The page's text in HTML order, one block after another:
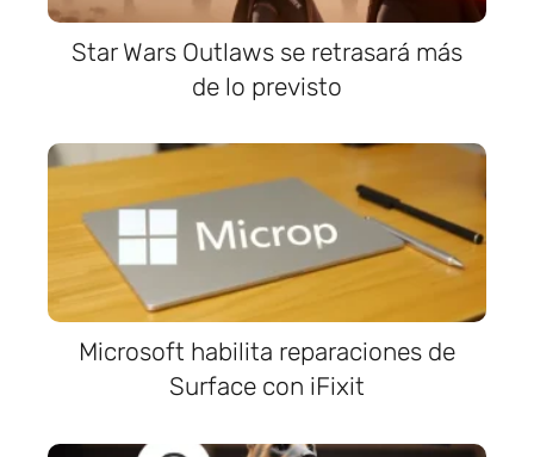
Star Wars Outlaws se retrasará más
de lo previsto
Microsoft habilita reparaciones de
Surface con iFixit